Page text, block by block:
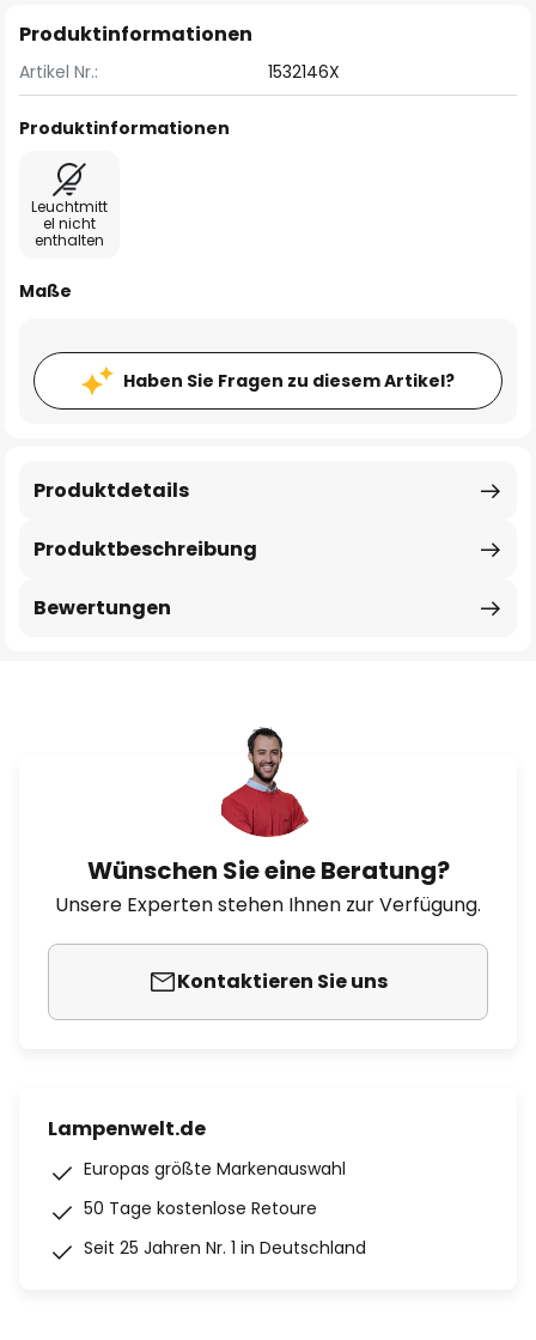
Produktinformationen
Artikel Nr.: 1532146X
Produktinformationen
Leuchtmitt
el nicht
enthalten
Maße
Haben Sie Fragen zu diesem Artikel?
Produktbeschreibung
Produktdetails
Bewertungen
Wünschen Sie eine Beratung?
Unsere Experten stehen Ihnen zur Verfügung.
Kontaktieren Sie uns
Lampenwelt.de
Europas größte Markenauswahl
50 Tage kostenlose Retoure
Seit 25 Jahren Nr. 1 in Deutschland